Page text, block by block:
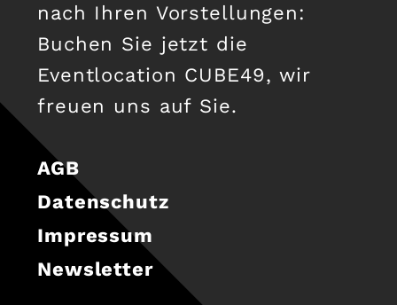
nach Ihren Vorstellungen:
Buchen Sie jetzt die
Eventlocation CUBE49, wir
freuen uns auf Sie.
AGB
Datenschutz
Impressum
Newsletter